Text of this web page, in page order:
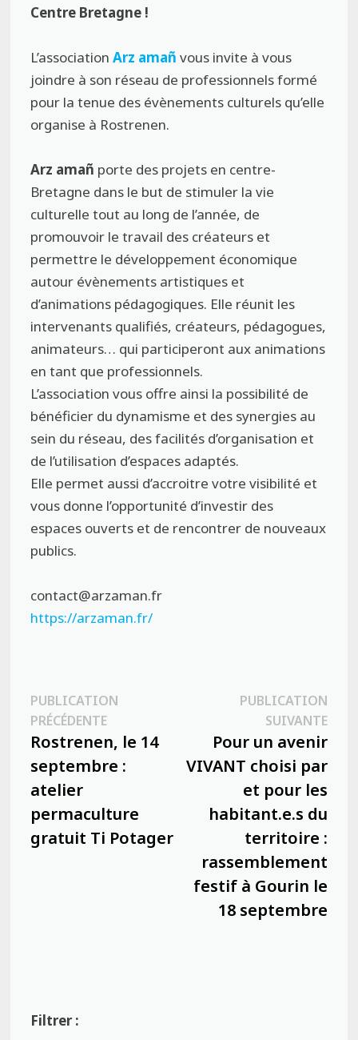
Centre Bretagne !
L’associationArz amañ vous invite à vous
joindre à son réseau de professionnels formé
pour la tenue des évènements culturels qu’elle
organise à Rostrenen.
Arz amañ porte des projets en centre-
Bretagne dans le but de stimuler la vie
culturelle tout au long de l’année, de
promouvoir le travail des créateurs et
permettre le développement économique
autour évènements artistiques et
d’animations pédagogiques. Elle réunit les
intervenants qualifiés, créateurs, pédagogues,
animateurs… qui participeront aux animations
en tant que professionnels.
L’association vous offre ainsi la possibilité de
bénéficier du dynamisme et des synergies au
sein du réseau, des facilités d’organisation et
de l’utilisation d’espaces adaptés.
Elle permet aussi d’accroitre votre visibilité et
vous donne l’opportunité d’investir des
espaces ouverts et de rencontrer de nouveaux
publics.
contact@arzaman.fr
https://arzaman.fr/
Navigation
de
l’article
PUBLICATION
PRÉCÉDENTEPublication
précédente :
Rostrenen, le 14
septembre :
atelier
permaculture
gratuit Ti Potager
PUBLICATION
SUIVANTE
Pour un avenir
VIVANT choisi par
et pour les
habitant.e.s du
territoire :
rassemblement
festif à Gourin le
18 septembre